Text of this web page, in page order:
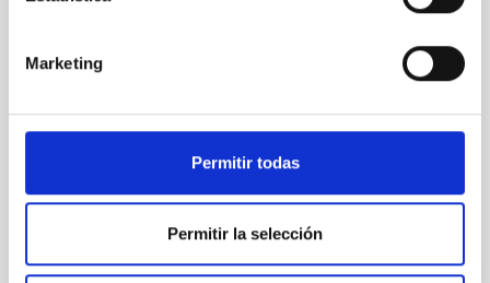
Marketing
Permitir todas
Permitir la selección
tradicional calendario. Este 2026 estará marcado por
visible desde Canarias sino con una parcialidad del 70
por ciento. Además, 2026 viene acompañado de la
Fecha de publicación 29/12/2025 - 09:46:25